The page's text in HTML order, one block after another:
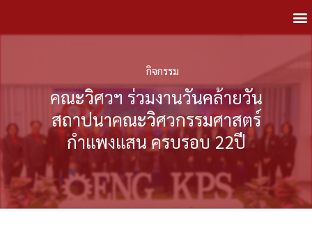
กิจกรรม
คณะวิศวฯ ร่วมงานวันคล้ายวัน
สถาปนาคณะวิศวกรรมศาสตร์
กำแพงแสน ครบรอบ 22ปี